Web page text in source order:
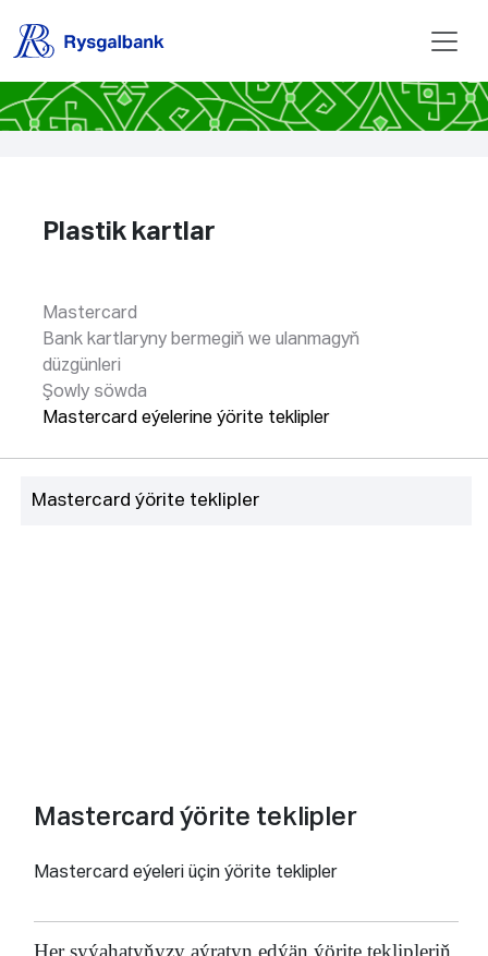
Plastik kartlar
Mastercard
Bank kartlaryny bermegiň we ulanmagyň
düzgünleri
Şowly söwda
Mastercard eýelerine ýörite teklipler
Mastercard ýörite teklipler
Mastercard ýörite teklipler
Mastercard eýeleri üçin ýörite teklipler
Her syýahatyňyzy aýratyn edýän ýörite teklipleriň